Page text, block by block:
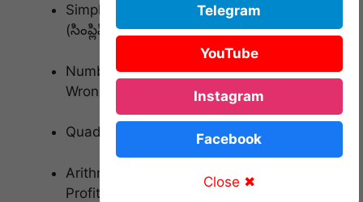
Simplification & Approximation
(సింప్లిఫికేషన్స్)
Number Series (నంబర్ సిరీస్ – Missing &
Wrong)
Quadratic Equations
Arithmetic Word Problems (Time & Work,
Profit & Loss, Percentages, Averages).
Telegram
YouTube
Instagram
Facebook
Close ✖